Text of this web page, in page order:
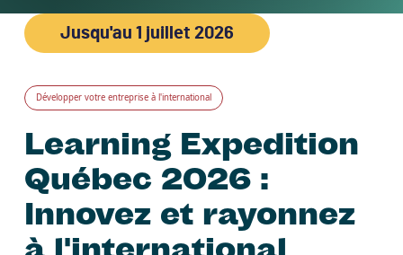
Jusqu'au 1 juillet 2026
Développer votre entreprise à l'international
Learning Expedition
Québec 2026 :
Innovez et rayonnez